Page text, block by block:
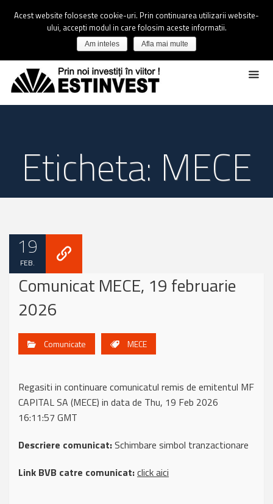
Eticheta: MECE
19
FEB.
Comunicat MECE, 19 februarie
2026
Comunicate MECE
Regasiti in continuare comunicatul remis de emitentul MF
CAPITAL SA (MECE) in data de Thu, 19 Feb 2026
16:11:57 GMT
Descriere comunicat:Schimbare simbol tranzactionare
Link BVB catre comunicat:click aici
Acest website foloseste cookie-uri. Prin continuarea utilizarii website-
ului, accepti modul in care folosim aceste informatii.
Am inteles Afla mai multe